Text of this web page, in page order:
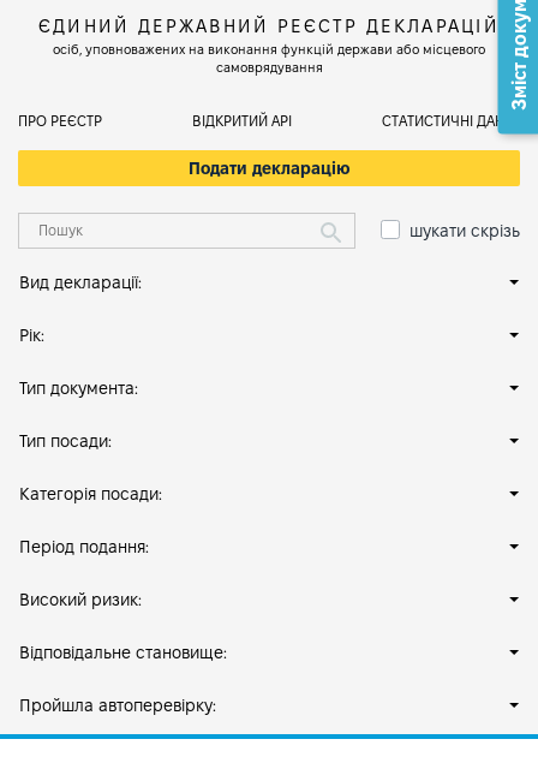
ЄДИНИЙ ДЕРЖАВНИЙ РЕЄСТР ДЕКЛАРАЦІЙ
осіб, уповноважених на виконання функцій держави або місцевого
самоврядування
ПРО РЕЄСТР ВІДКРИТИЙ АРІ СТАТИСТИЧНІ ДАНІ
Подати декларацію
шукати скрізь
Вид декларації:
Рік:
Тип документа:
Тип посади:
Категорія посади:
Період подання:
Високий ризик:
Відповідальне становище:
Пройшла автоперевірку:
Зміст документа